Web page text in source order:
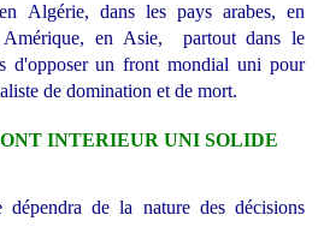
Algérie, dans les pays arabes, en
en Asie, partout dans le
d'opposer un front mondial uni pour
de domination et de mort.
INTERIEUR UNI SOLIDE
de la nature des décisions